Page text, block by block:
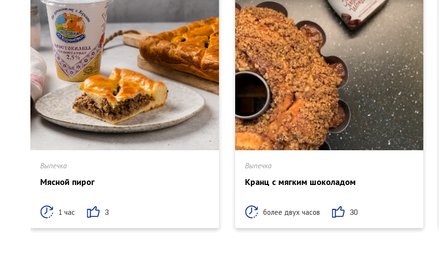
Выпечка
Мясной пирог
1 час 3
Выпечка
Кранц с мягким шоколадом
более двух часов 30